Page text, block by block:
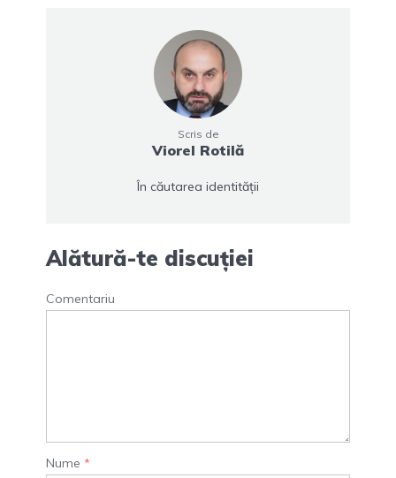
Scris de
Viorel Rotilă
În căutarea identității
Alătură-te discuției
Comentariu
Nume *